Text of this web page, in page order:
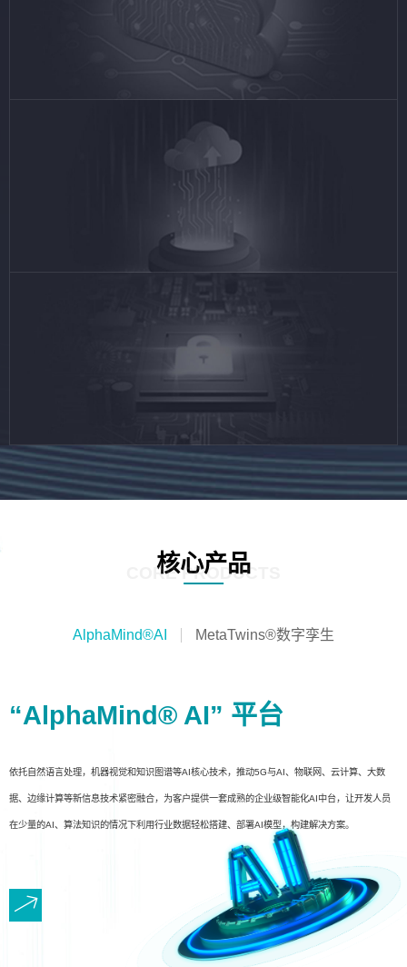
核心产品
CORE PRODUCTS
AlphaMind®AI MetaTwins®数字孪生
“AlphaMind® AI” 平台
依托自然语言处理，机器视觉和知识图谱等AI核心技术，推动5G与AI、物联网、云计算、大数
据、边缘计算等新信息技术紧密融合，为客户提供一套成熟的企业级智能化AI中台，让开发人员
在少量的AI、算法知识的情况下利用行业数据轻松搭建、部署AI模型，构建解决方案。